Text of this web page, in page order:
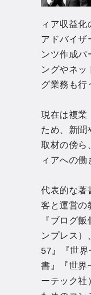
ィア収益
アドバイザ
ンツ作成パ
ングやネッ
グ業務も行
現在は複業
ため、新聞
取材の傍ら
ィアへの働
代表的な著
客と運営の
『ブログ
ンプレス）
57』『世
書』『世界
ーテック社